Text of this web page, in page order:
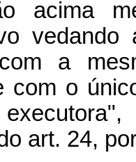
acima
a
com o
art. 24,